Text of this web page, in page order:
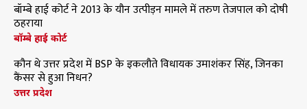
बॉम्बे हाई कोर्ट ने 2013 के यौन उत्पीड़न मामले में तरुण तेजपाल को दोषी
ठहराया
बॉम्बे हाई कोर्ट
कौन थे उत्तर प्रदेश में BSP के इकलौते विधायक उमाशंकर सिंह, जिनका
कैंसर से हुआ निधन?
उत्तर प्रदेश